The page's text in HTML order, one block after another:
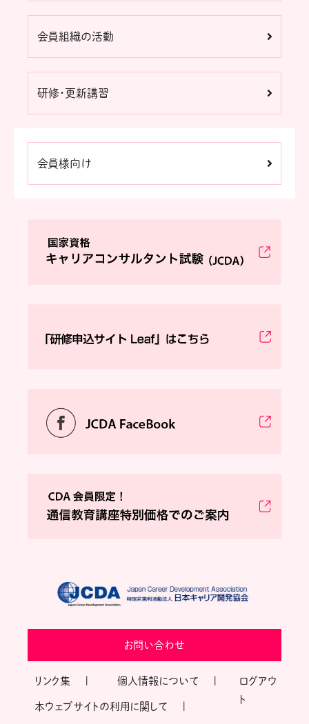
会員組織の活動
研修・更新講習
会員様向け
お問い合わせ
リンク集 個人情報について
本ウェブサイトの利用に関して
ログアウ
ト